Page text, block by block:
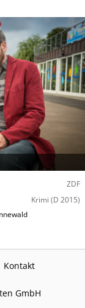
ZDF
Krimi (D 2015)
Kontakt
GmbH